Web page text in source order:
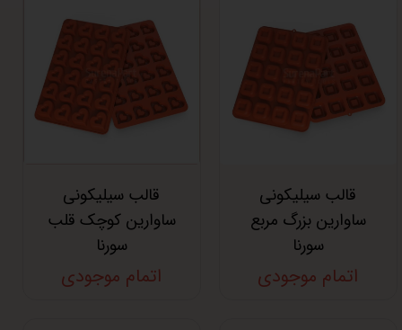
قالب سیلیکونی
ساوارین بزرگ مربع
سورنا
اتمام موجودی
قالب سیلیکونی
ساوارین کوچک قلب
سورنا
اتمام موجودی